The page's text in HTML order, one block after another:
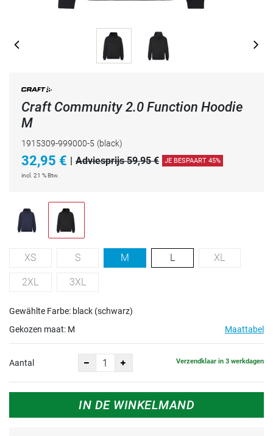
Craft Community 2.0 Function Hoodie
M
1915309-999000-5 (black)
32,95 € | Adviesprijs 59,95 € JE BESPAART 45%
incl. 21 % Btw.
XS S M L XL
2XL 3XL
Gewählte Farbe: black (schwarz)
Gekozen maat: M Maattabel
Aantal Verzendklaar in 3 werkdagen
IN DE WINKELMAND